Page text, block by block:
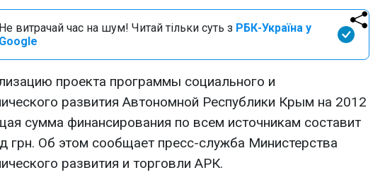
Не витрачай час на шум! Читай тільки суть з РБК-Україна у
Google
проекта программы социального и
развития Автономной Республики Крым на 2012
сумма финансирования по всем источникам составит
грн. Об этом сообщает пресс-служба Министерства
развития и торговли АРК.